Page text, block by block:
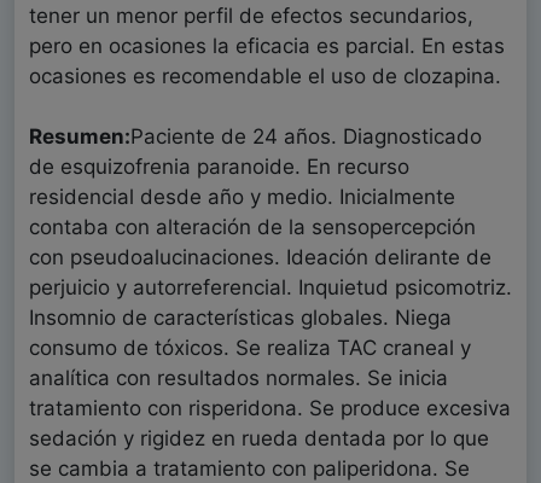
tener un menor perfil de efectos secundarios,
pero en ocasiones la eficacia es parcial. En estas
ocasiones es recomendable el uso de clozapina.
Resumen:Paciente de 24 años. Diagnosticado
de esquizofrenia paranoide. En recurso
residencial desde año y medio. Inicialmente
contaba con alteración de la sensopercepción
con pseudoalucinaciones. Ideación delirante de
perjuicio y autorreferencial. Inquietud psicomotriz.
Insomnio de características globales. Niega
consumo de tóxicos. Se realiza TAC craneal y
analítica con resultados normales. Se inicia
tratamiento con risperidona. Se produce excesiva
sedación y rigidez en rueda dentada por lo que
se cambia a tratamiento con paliperidona. Se